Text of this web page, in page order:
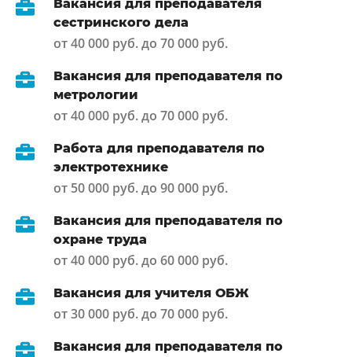
Вакансия для преподавателя
сестринского дела
от 40 000 руб. до 70 000 руб.
Вакансия для преподавателя по
метрологии
от 40 000 руб. до 70 000 руб.
Работа для преподавателя по
электротехнике
от 50 000 руб. до 90 000 руб.
Вакансия для преподавателя по
охране труда
от 40 000 руб. до 60 000 руб.
Вакансия для учителя ОБЖ
от 30 000 руб. до 70 000 руб.
Вакансия для преподавателя по